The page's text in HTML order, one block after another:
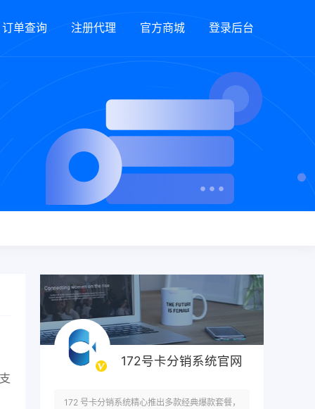
订单查询 注册代理 官方商城 登录后台
172号卡分销系统官网
172 号卡分销系统精心推出多款经典爆款套餐，